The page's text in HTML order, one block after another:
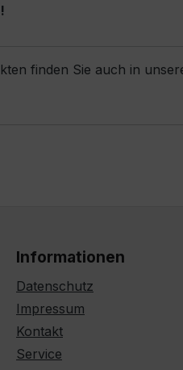
finden Sie auch in
Informationen
Datenschutz
Impressum
Kontakt
Service